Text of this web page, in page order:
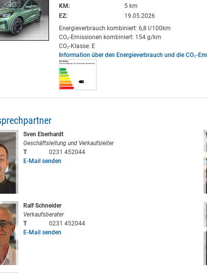
KM:
5 km
EZ:
19.05.2026
Energieverbrauch kombiniert: 6,8 l/100km
CO₂-Emissionen kombiniert: 154 g/km
CO₂-Klasse: E
Information über den Energieverbrauch und die CO₂-
Sven Eberhardt
Geschäftsleitung und Verkaufsleiter
T
0231 452044
E-Mail senden
Ralf Schneider
Verkaufsberater
T
0231 452044
E-Mail senden